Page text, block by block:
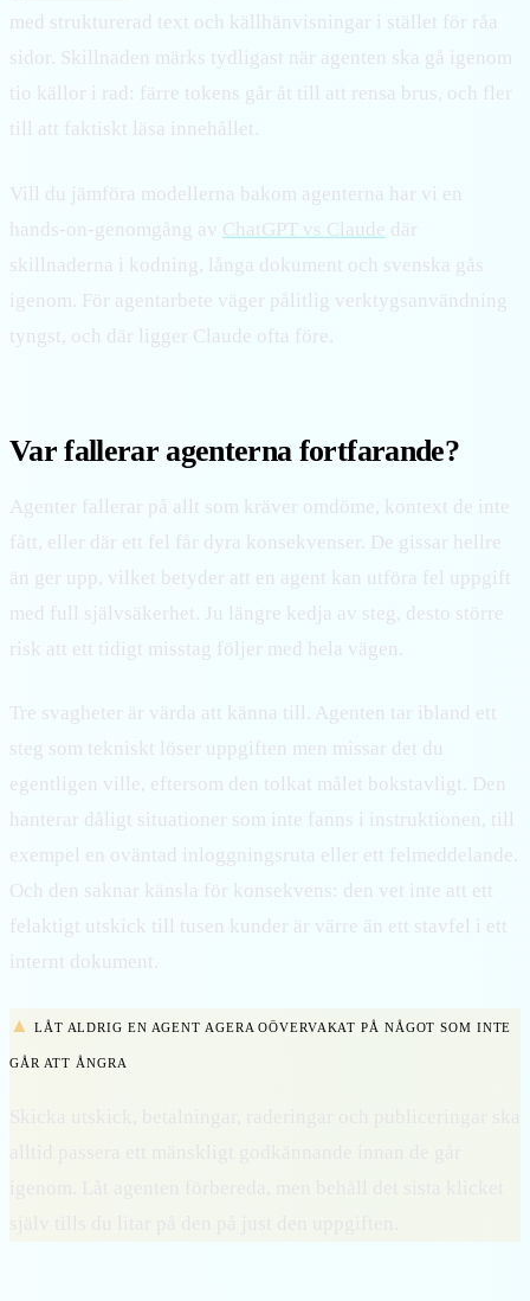
med strukturerad text och källhänvisningar i stället för råa
sidor. Skillnaden märks tydligast när agenten ska gå igenom
tio källor i rad: färre tokens går åt till att rensa brus, och fler
till att faktiskt läsa innehållet.
Vill du jämföra modellerna bakom agenterna har vi en
hands-on-genomgång av ChatGPT vs Claude där
skillnaderna i kodning, långa dokument och svenska gås
igenom. För agentarbete väger pålitlig verktygsanvändning
tyngst, och där ligger Claude ofta före.
Var fallerar agenterna fortfarande?
Agenter fallerar på allt som kräver omdöme, kontext de inte
fått, eller där ett fel får dyra konsekvenser. De gissar hellre
än ger upp, vilket betyder att en agent kan utföra fel uppgift
med full självsäkerhet. Ju längre kedja av steg, desto större
risk att ett tidigt misstag följer med hela vägen.
Tre svagheter är värda att känna till. Agenten tar ibland ett
steg som tekniskt löser uppgiften men missar det du
egentligen ville, eftersom den tolkat målet bokstavligt. Den
hanterar dåligt situationer som inte fanns i instruktionen, till
exempel en oväntad inloggningsruta eller ett felmeddelande.
Och den saknar känsla för konsekvens: den vet inte att ett
felaktigt utskick till tusen kunder är värre än ett stavfel i ett
internt dokument.
▲ LÅT ALDRIG EN AGENT AGERA OÖVERVAKAT PÅ NÅGOT SOM INTE
GÅR ATT ÅNGRA